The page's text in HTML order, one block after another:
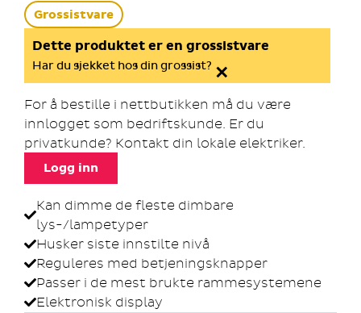
Grossistvare
Dette produktet er en grossistvare
Har du sjekket hos din grossist? ×
For å bestille i nettbutikken må du være
innlogget som bedriftskunde. Er du
privatkunde? Kontakt din lokale elektriker.
Logg inn
Kan dimme de fleste dimbare
lys-/lampetyper
Husker siste innstilte nivå
Reguleres med betjeningsknapper
Passer i de mest brukte rammesystemene
Elektronisk display